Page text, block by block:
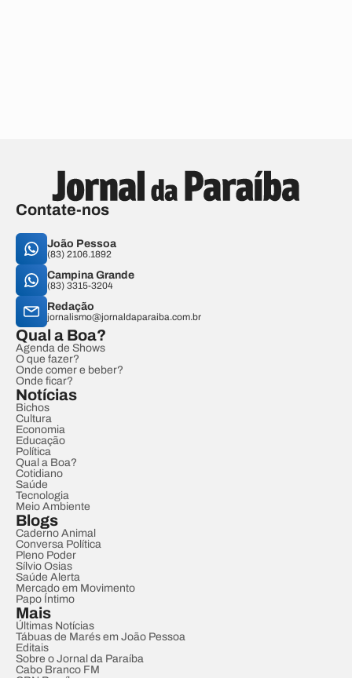
Contate-nos
João Pessoa
(83) 2106.1892
Campina Grande
(83) 3315-3204
Redação
jornalismo@jornaldaparaiba.com.br
Qual a Boa?
Agenda de Shows
O que fazer?
Onde comer e beber?
Onde ficar?
Notícias
Bichos
Cultura
Economia
Educação
Política
Qual a Boa?
Cotidiano
Saúde
Tecnologia
Meio Ambiente
Blogs
Caderno Animal
Conversa Política
Pleno Poder
Sílvio Osias
Saúde Alerta
Mercado em Movimento
Papo Íntimo
Mais
Últimas Notícias
Tábuas de Marés em João Pessoa
Editais
Sobre o Jornal da Paraíba
Cabo Branco FM